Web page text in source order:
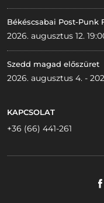
Békéscsabai Post-Punk
2026. augusztus 12.
Szedd magad előszüret
2026. augusztus 4. -
KAPCSOLAT
+36 (66) 441-261